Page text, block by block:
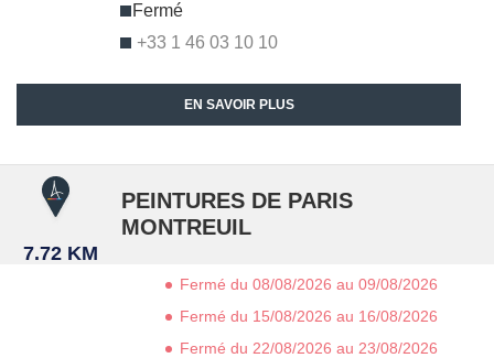
+33 1 46 03 10 10
Fermé
EN SAVOIR PLUS
7.72 KM
PEINTURES DE PARIS
MONTREUIL
Fermé du 08/08/2026 au 09/08/2026
Fermé du 15/08/2026 au 16/08/2026
Fermé du 22/08/2026 au 23/08/2026